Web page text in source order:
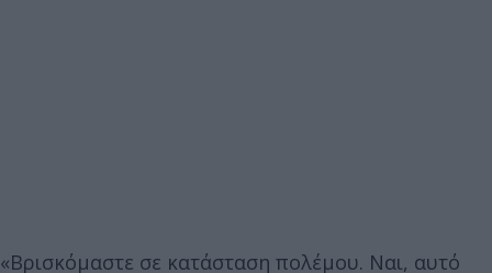
«Βρισκόμαστε σε κατάσταση πολέμου. Ναι, αυτό